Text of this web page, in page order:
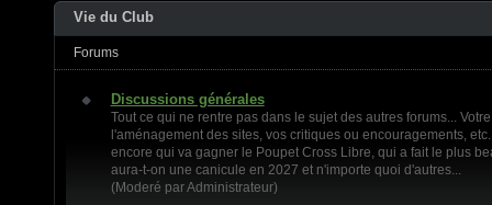
Vie du Club
Forums
Discussions générales
Tout ce qui ne rentre pas dans le sujet des autres forums...
l'aménagement des sites, vos critiques ou encouragements,
encore qui va gagner le Poupet Cross Libre, qui a fait le plus
aura-t-on une canicule en 2027 et n'importe quoi d'autres...
(Moderé par Administrateur)